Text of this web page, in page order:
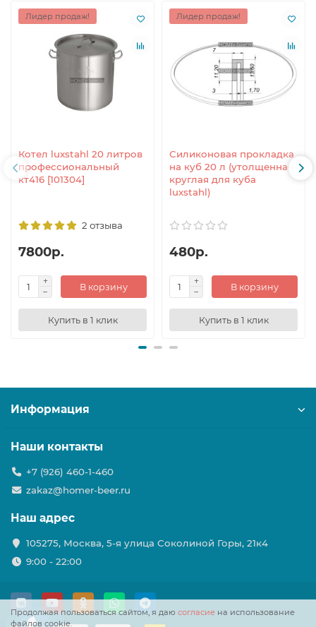
Лидер продаж!
Котел luxstahl 20 литров
профессиональный
кт416 [101304]
2 отзыва
7800р.
В корзину
Купить в 1 клик
Лидер продаж!
Силиконовая прокладка
на куб 20 л (утолщенная,
круглая для куба
luxstahl)
480р.
В корзину
Купить в 1 клик
Продолжая пользоваться сайтом, я даю согласие на использование
файлов cookie.
Информация
Наши контакты
+7 (926) 460-1-460
zakaz@homer-beer.ru
Наш адрес
105275, Москва, 5-я улица Соколиной Горы, 21к4
9:00 - 22:00